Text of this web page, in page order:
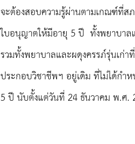
จะต้องสอบความรู้ผ่านตามเกณฑ์ที่
ใบอนุญาตให้มีอายุ 5 ปี ทั้งพยาบา
รวมทั้งพยาบาลและผดุงครรภ์รุ่นเก่
ประกอบวิชาชีพฯ อยู่เดิม ที่ไม่ได้กำ
5 ปี นับตั้งแต่วันที่ 24 ธันวาคม พ.ศ.